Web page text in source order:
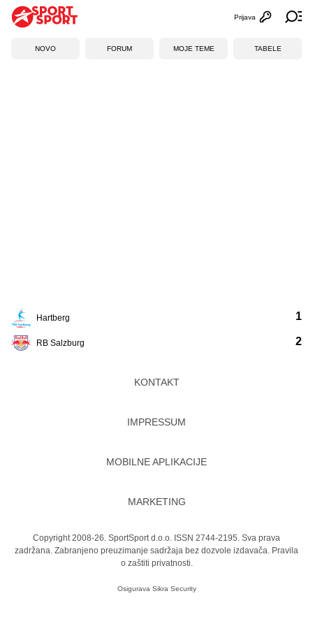
Otvori
Prijava
NOVO FORUM MOJE TEME TABELE
Hartberg
RB Salzburg
1
2
KONTAKT
IMPRESSUM
MOBILNE APLIKACIJE
MARKETING
Copyright 2008-26. SportSport d.o.o. ISSN 2744-2195. Sva prava
zadržana. Zabranjeno preuzimanje sadržaja bez dozvole izdavača. Pravila
o zaštiti privatnosti.
Osigurava Sikra Security